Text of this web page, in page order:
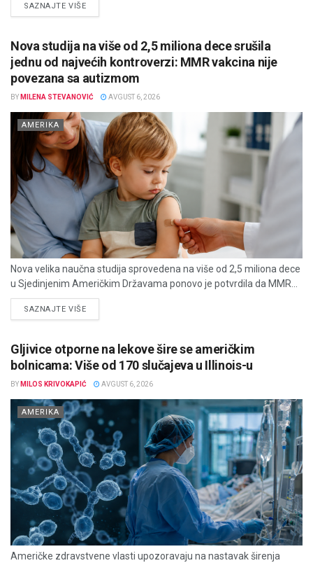
SAZNAJTE VIŠEDETAILS
Nova studija na više od 2,5 miliona dece srušila
jednu od najvećih kontroverzi: MMR vakcina nije
povezana sa autizmom
BY MILENA STEVANOVIĆ AVGUST 6, 2026
AMERIKA
Nova velika naučna studija sprovedena na više od 2,5 miliona dece
u Sjedinjenim Američkim Državama ponovo je potvrdila da MMR...
SAZNAJTE VIŠEDETAILS
Gljivice otporne na lekove šire se američkim
bolnicama: Više od 170 slučajeva u Illinois-u
BY MILOS KRIVOKAPIĆ AVGUST 6, 2026
AMERIKA
Američke zdravstvene vlasti upozoravaju na nastavak širenja